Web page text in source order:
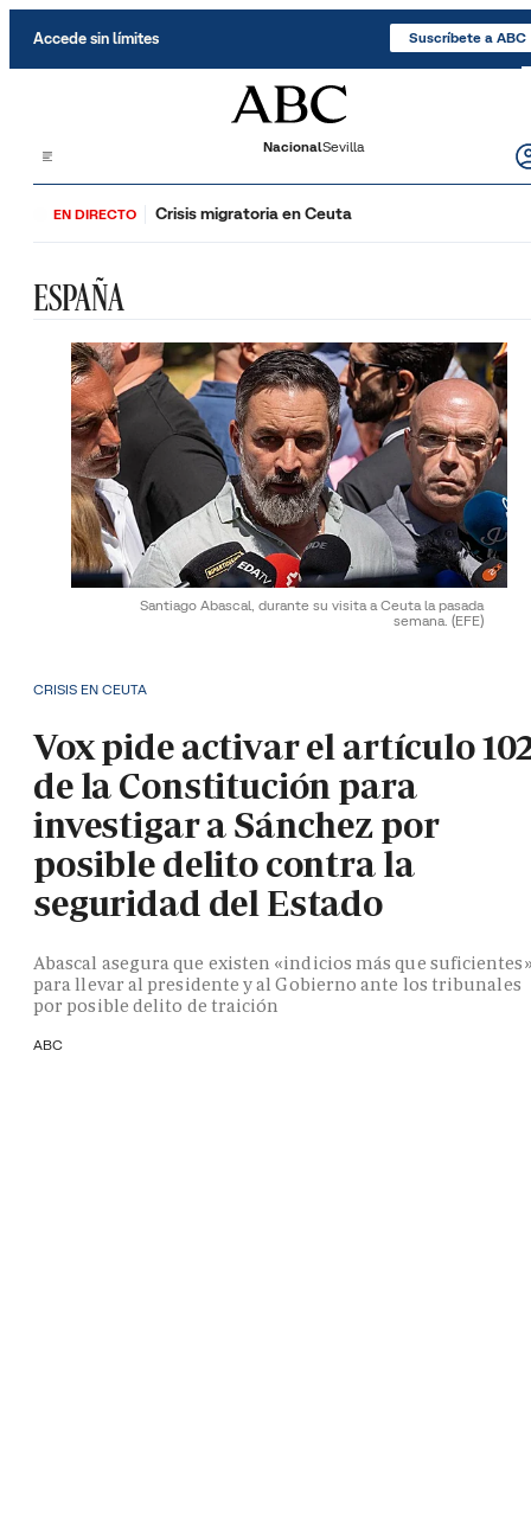
Accede sin límites Suscríbete a ABC
NacionalSevilla
EN DIRECTO Crisis migratoria en Ceuta
ESPAÑA
Santiago Abascal, durante su visita a Ceuta la pasada
semana. (EFE)
CRISIS EN CEUTA
Vox pide activar el artículo
de la Constitución para
investigar a Sánchez por
posible delito contra la
seguridad del Estado
Abascal asegura que existen «indicios más que
para llevar al presidente y al Gobierno ante los tribunales
por posible delito de traición
ABC